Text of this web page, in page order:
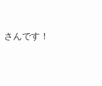
んです！